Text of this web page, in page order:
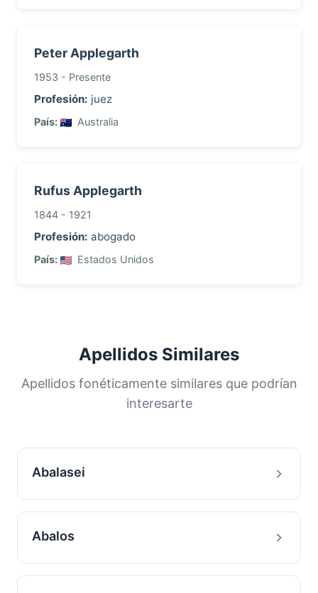
Peter Applegarth
1953 - Presente
Profesión: juez
País: Australia
Rufus Applegarth
1844 - 1921
Profesión: abogado
País: Estados Unidos
Apellidos Similares
Apellidos fonéticamente similares que podrían
interesarte
Abalasei
Abalos